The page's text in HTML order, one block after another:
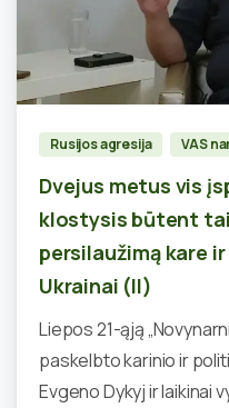
Rusijos agresija VAS
Dvejus metus vis
klostysis būtent
persilaužimą kare
Ukrainai (II)
Liepos 21-ąją
paskelbto karinio ir
Evgeno Dykyj ir laikinai